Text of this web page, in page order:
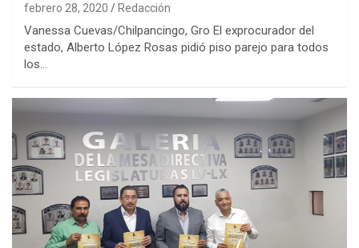
febrero 28, 2020 Redacción
Vanessa Cuevas/Chilpancingo, Gro El exprocurador del
estado, Alberto López Rosas pidió piso parejo para todos
los…